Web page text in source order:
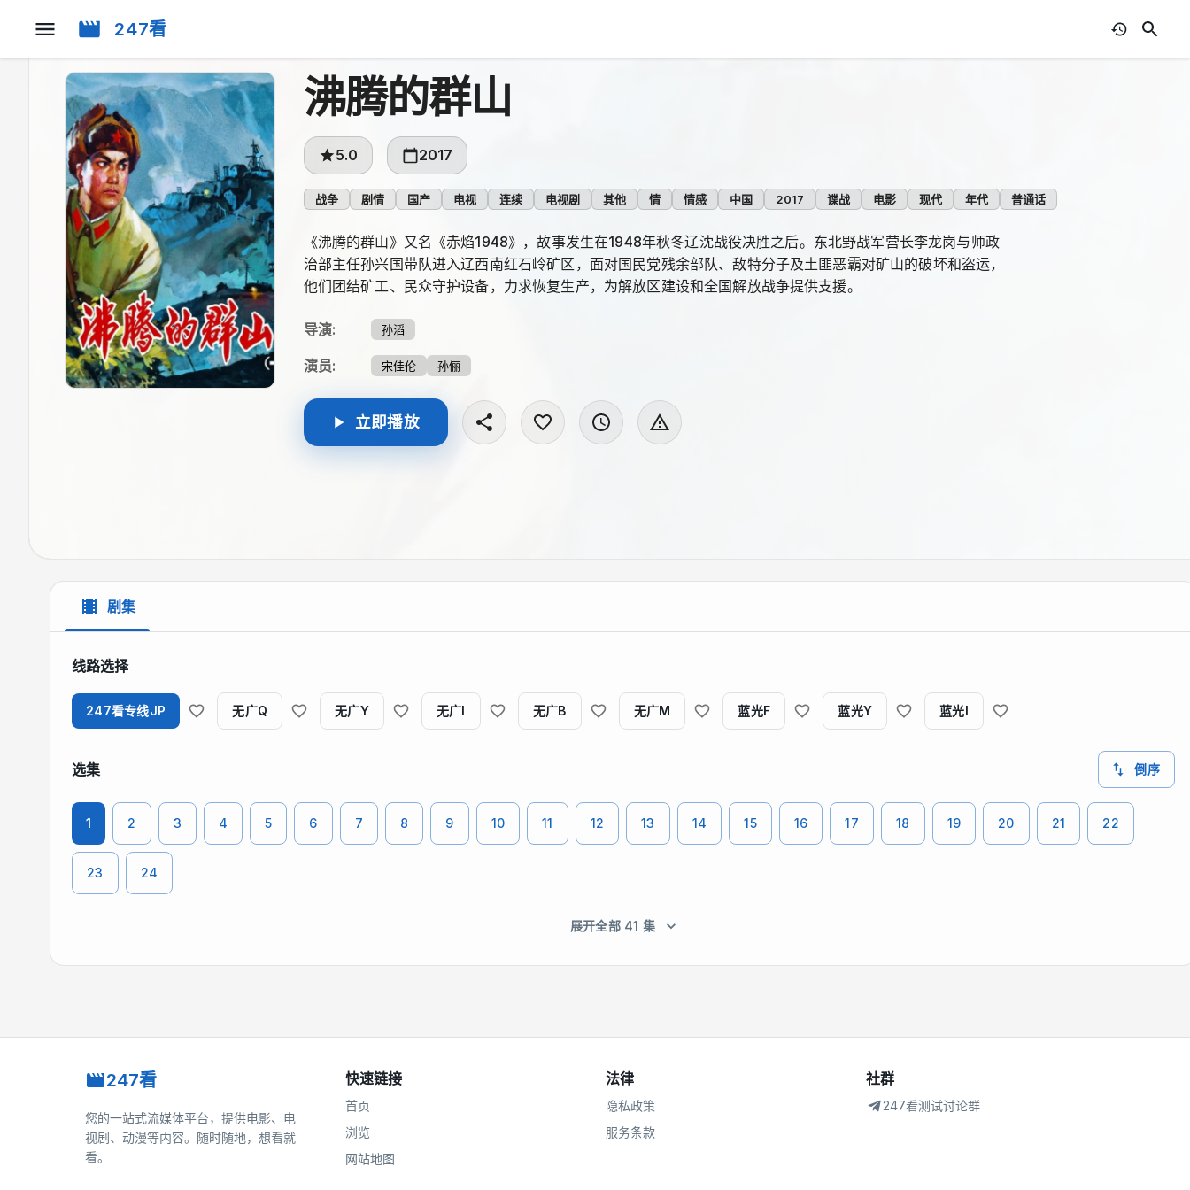
247看
沸腾的群山
5.0 2017
战争 剧情 国产 电视 连续 电视剧 其他 情 情感 中国 2017 谍战 电影 现代 年代 普通话
《沸腾的群山》又名《赤焰1948》，故事发生在1948年秋冬辽沈战役决胜之后。东北野战军营长李龙岗与师政
治部主任孙兴国带队进入辽西南红石岭矿区，面对国民党残余部队、敌特分子及土匪恶霸对矿山的破坏和盗运，
他们团结矿工、民众守护设备，力求恢复生产，为解放区建设和全国解放战争提供支援。
导演: 孙滔
演员: 宋佳伦 孙俪
立即播放
剧集
线路选择
247看专线JP 无广Q 无广Y 无广I 无广B 无广M 蓝光F 蓝光Y 蓝光I
选集 倒序
1 2 3 4 5 6 7 8 9 10 11 12 13 14 15 16 17 18 19 20 21 22
23 24
展开全部 41 集
247看
您的一站式流媒体平台，提供电影、电
视剧、动漫等内容。随时随地，想看就
看。
快速链接
首页
浏览
网站地图
法律
隐私政策
服务条款
社群
247看测试讨论群